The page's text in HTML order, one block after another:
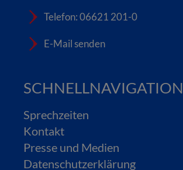
Telefon: 06621 201-0
E-Mail senden
SCHNELLNAVIGATION
Sprechzeiten
Kontakt
Presse und Medien
Datenschutzerklärung